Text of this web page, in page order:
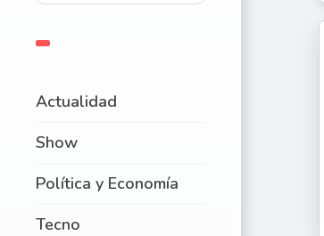
Actualidad
Show
Política y Economía
Tecno